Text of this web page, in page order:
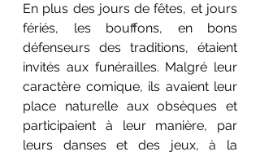
En plus des jours de fêtes, et jours
fériés, les bouffons, en bons
défenseurs des traditions, étaient
invités aux funérailles. Malgré leur
caractère comique, ils avaient leur
place naturelle aux obsèques et
participaient à leur manière, par
leurs danses et des jeux, à la